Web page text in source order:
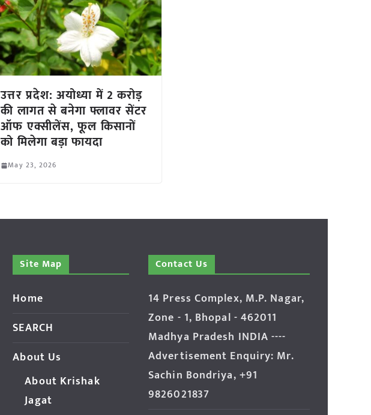
उत्तर प्रदेश: अयोध्या में 2 करोड़
की लागत से बनेगा फ्लावर सेंटर
ऑफ एक्सीलेंस, फूल किसानों
को मिलेगा बड़ा फायदा
May 23, 2026
Site Map
Home
SEARCH
About Us
About Krishak
Jagat
Contact Us
14 Press Complex, M.P. Nagar,
Zone - 1, Bhopal - 462011
Madhya Pradesh INDIA ----
Advertisement Enquiry: Mr.
Sachin Bondriya, +91
9826021837